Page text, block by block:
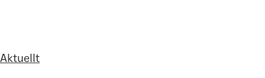
Aktuellt